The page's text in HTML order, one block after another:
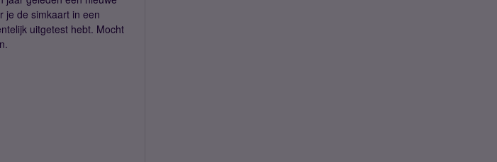
je de simkaart in een
uitgetest hebt. Mocht